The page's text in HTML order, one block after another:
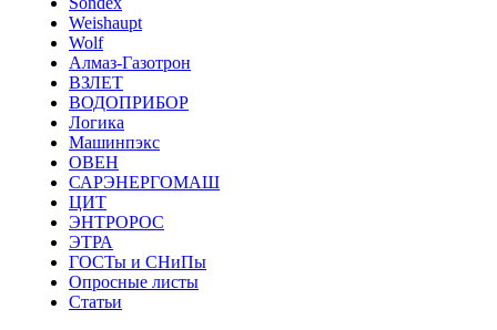
Weishaupt
Wolf
Алмаз-Газотрон
ВЗЛЕТ
ВОДОПРИБОР
Логика
Машинпэкс
ОВЕН
САРЭНЕРГОМАШ
ЦИТ
ЭНТРОРОС
ЭТРА
ГОСТы и СНиПы
Опросные листы
Статьи